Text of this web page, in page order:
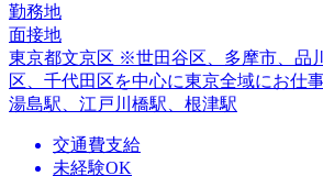
勤務地
面接地
東京都文京区 ※世田谷区、多摩市、品
区、千代田区を中心に東京全域にお仕
湯島駅、江戸川橋駅、根津駅
交通費支給
未経験OK